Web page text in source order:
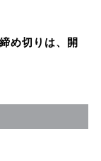
め切りは、開